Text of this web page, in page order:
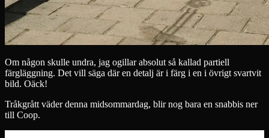
Om någon skulle undra, jag ogillar absolut så kallad partiell
färgläggning. Det vill säga där en detalj är i färg i en i övrigt svartvit
bild. Oäck!
Tråkgrått väder denna midsommardag, blir nog bara en snabbis ner
till Coop.